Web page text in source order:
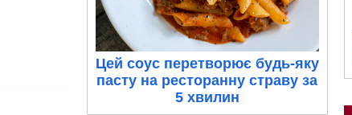
Цей соус перетворює будь-яку
пасту на ресторанну страву за
5 хвилин